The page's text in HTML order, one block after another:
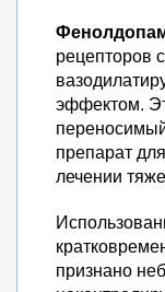
рецепторов
эффектом.
препарат
лечении
признано